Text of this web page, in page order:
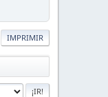
IMPRIMIR